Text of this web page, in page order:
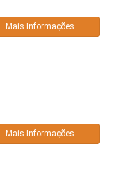
Mais Informações
Mais Informações